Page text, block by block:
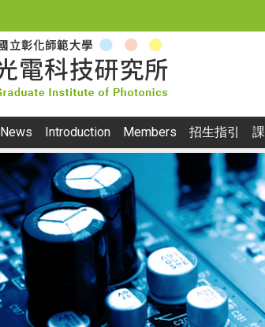
:::
News Introduction Members 招生指引